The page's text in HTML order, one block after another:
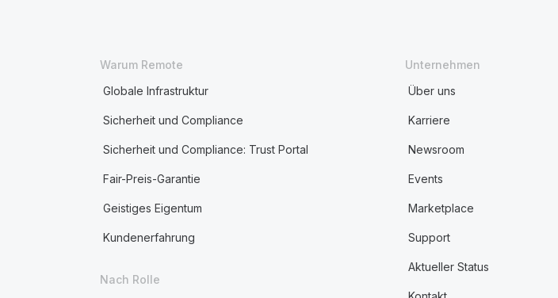
Warum Remote
Globale Infrastruktur
Sicherheit und Compliance
Sicherheit und Compliance: Trust Portal
Fair-Preis-Garantie
Geistiges Eigentum
Kundenerfahrung
Nach Rolle
Unternehmen
Über uns
Karriere
Newsroom
Events
Marketplace
Support
Aktueller Status